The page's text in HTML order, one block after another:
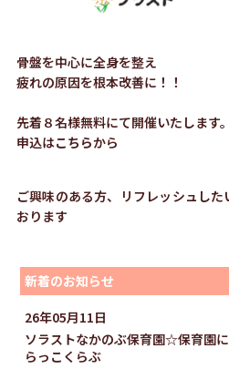
骨盤を中心に全身を整え
疲れの原因を根本改善に！！
先着８名様無料にて開催いたします。
申込はこちらから
ご興味のある方、リフレッシュし
おります
新着のお知らせ
26年05月11日
ソラストなかのぶ保育園☆保育園
らっこくらぶ